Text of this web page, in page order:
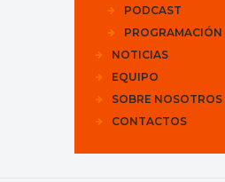
PODCAST
PROGRAMACIÓN
NOTICIAS
EQUIPO
SOBRE NOSOTROS
CONTACTOS